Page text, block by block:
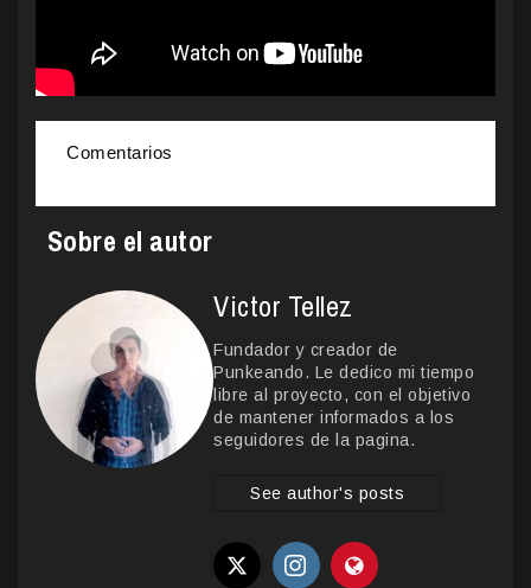
Comentarios
Sobre el autor
Victor Tellez
Fundador y creador de
Punkeando. Le dedico mi tiempo
libre al proyecto, con el objetivo
de mantener informados a los
seguidores de la pagina.
See author's posts